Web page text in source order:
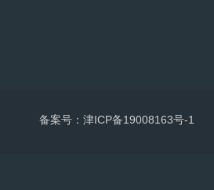
备案号：津ICP备19008163号-1